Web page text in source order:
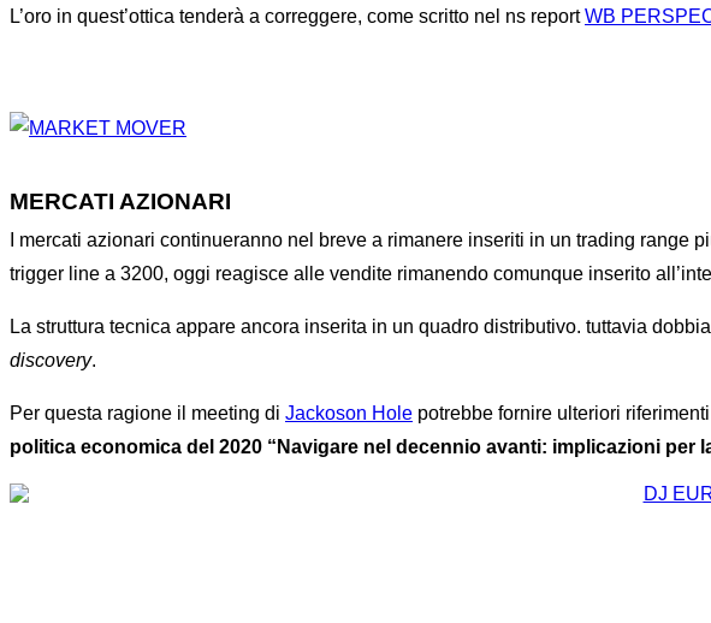
L’oro in quest’ottica tenderà a correggere, come scritto nel ns reportWB
MERCATI AZIONARI
I mercati azionari continueranno nel breve a rimanere inseriti in un trading range
trigger line a 3200, oggi reagisce alle vendite rimanendo comunque inserito
La struttura tecnica appare ancora inserita in un quadro distributivo. tuttavia
discovery.
Per questa ragione il meeting di Jackoson Hole potrebbe fornire ulteriori
politica economica del 2020 “Navigare nel decennio avanti: implicazioni